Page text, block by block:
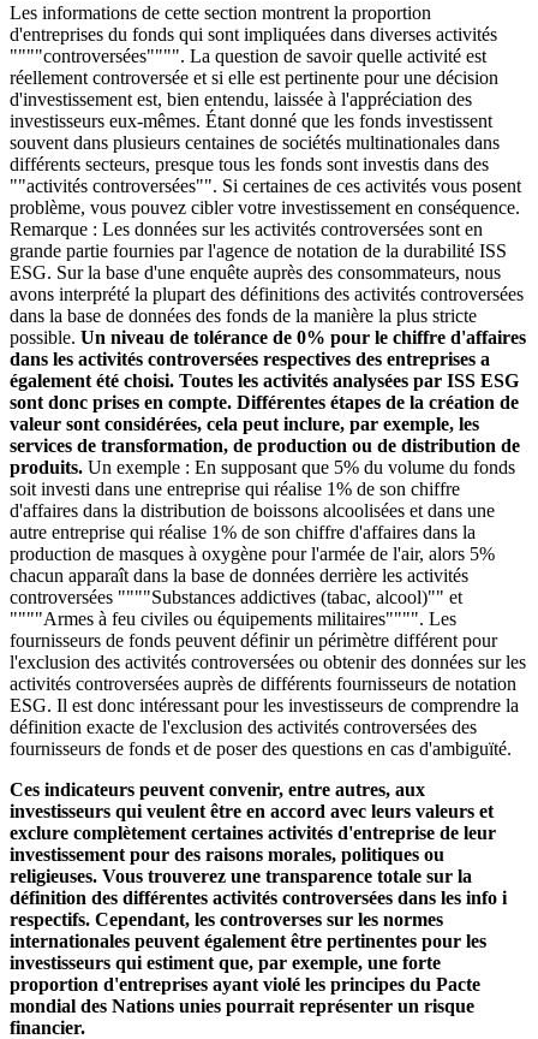
Les informations de cette section montrent la proportion
d'entreprises du fonds qui sont impliquées dans diverses activités
""""controversées"""". La question de savoir quelle activité est
réellement controversée et si elle est pertinente pour une décision
d'investissement est, bien entendu, laissée à l'appréciation des
investisseurs eux-mêmes. Étant donné que les fonds investissent
souvent dans plusieurs centaines de sociétés multinationales dans
différents secteurs, presque tous les fonds sont investis dans des
""activités controversées"". Si certaines de ces activités vous posent
problème, vous pouvez cibler votre investissement en conséquence.
Remarque : Les données sur les activités controversées sont en
grande partie fournies par l'agence de notation de la durabilité ISS
ESG. Sur la base d'une enquête auprès des consommateurs, nous
avons interprété la plupart des définitions des activités controversées
dans la base de données des fonds de la manière la plus stricte
possible. Un niveau de tolérance de 0% pour le chiffre d'affaires
dans les activités controversées respectives des entreprises a
également été choisi. Toutes les activités analysées par ISS ESG
sont donc prises en compte. Différentes étapes de la création de
valeur sont considérées, cela peut inclure, par exemple, les
services de transformation, de production ou de distribution de
produits. Un exemple : En supposant que 5% du volume du fonds
soit investi dans une entreprise qui réalise 1% de son chiffre
d'affaires dans la distribution de boissons alcoolisées et dans une
autre entreprise qui réalise 1% de son chiffre d'affaires dans la
production de masques à oxygène pour l'armée de l'air, alors 5%
chacun apparaît dans la base de données derrière les activités
controversées """"Substances addictives (tabac, alcool)"" et
""""Armes à feu civiles ou équipements militaires"""". Les
fournisseurs de fonds peuvent définir un périmètre différent pour
l'exclusion des activités controversées ou obtenir des données sur les
activités controversées auprès de différents fournisseurs de notation
ESG. Il est donc intéressant pour les investisseurs de comprendre la
définition exacte de l'exclusion des activités controversées des
fournisseurs de fonds et de poser des questions en cas d'ambiguïté.
Ces indicateurs peuvent convenir, entre autres, aux
investisseurs qui veulent être en accord avec leurs valeurs et
exclure complètement certaines activités d'entreprise de leur
investissement pour des raisons morales, politiques ou
religieuses. Vous trouverez une transparence totale sur la
définition des différentes activités controversées dans les info i
respectifs. Cependant, les controverses sur les normes
internationales peuvent également être pertinentes pour les
investisseurs qui estiment que, par exemple, une forte
proportion d'entreprises ayant violé les principes du Pacte
mondial des Nations unies pourrait représenter un risque
financier.